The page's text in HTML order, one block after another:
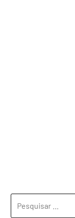
POR: